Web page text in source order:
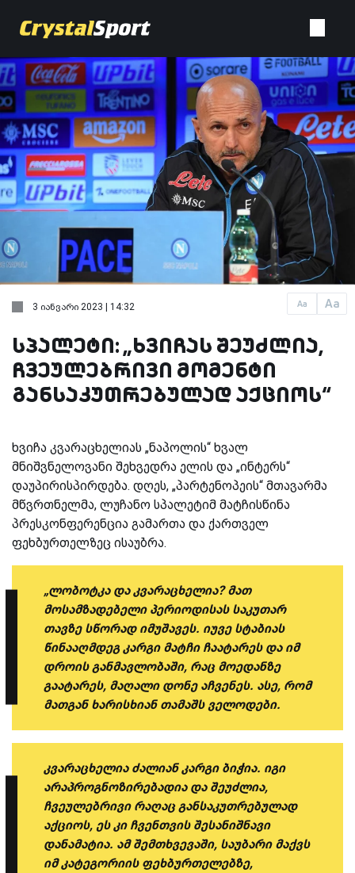
Aa Aa
3 იანვარი 2023 | 14:32
სპალეტი: „ხვიჩას შეუძლია,
ჩვეულებრივი მომენტი
განსაკუთრებულად აქციოს“
ხვიჩა კვარაცხელიას „ნაპოლის“ ხვალ
მნიშვნელოვანი შეხვედრა ელის და „ინტერს“
დაუპირისპირდება. დღეს, „პარტენოპეის“ მთავარმა
მწვრთნელმა, ლუჩანო სპალეტიმ მატჩისწინა
პრესკონფერენცია გამართა და ქართველ
ფეხბურთელზეც ისაუბრა.
„ლობოტკა და კვარაცხელია? მათ
მოსამზადებელი პერიოდისას საკუთარ
თავზე სწორად იმუშავეს. იუვე სტაბიას
წინააღმდეგ კარგი მატჩი ჩაატარეს და იმ
დროის განმავლობაში, რაც მოედანზე
გაატარეს, მაღალი დონე აჩვენეს. ასე, რომ
მათგან ხარისხიან თამაშს ველოდები.
კვარაცხელია ძალიან კარგი ბიჭია. იგი
არაპროგნოზირებადია და შეუძლია,
ჩვეულებრივი რაღაც განსაკუთრებულად
აქციოს, ეს კი ჩვენთვის შესანიშნავი
დანამატია. ამ შემთხვევაში, საუბარი მაქვს
იმ კატეგორიის ფეხბურთელებზე,